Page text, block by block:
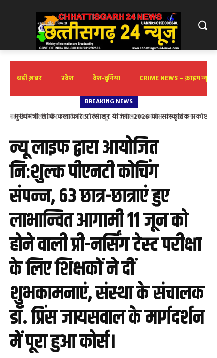
बड़ी ख़बर प्रदेश देश-दुनिया CRIME NEWS – क्राइम न्यूज़
BREAKING NEWS
मुख्यमंत्री लोक कलाकार प्रोत्साहन योजना-2026 का सांस्कृतिक प्रकोष्ठ
न्यू लाइफ द्वारा आयोजित
निःशुल्क पीएनटी कोचिंग
संपन्न, 63 छात्र-छात्राएं हुए
लाभान्वित आगामी 11 जून को
होने वाली प्री-नर्सिंग टेस्ट परीक्षा
के लिए शिक्षकों ने दीं
शुभकामनाएं, संस्था के संचालक
डॉ. प्रिंस जायसवाल के मार्गदर्शन
में पूरा हुआ कोर्स।